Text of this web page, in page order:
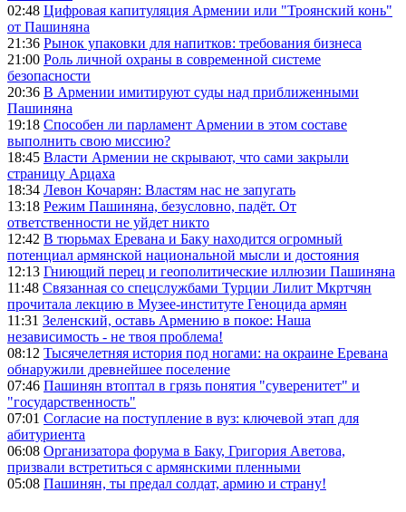
02:48 Цифровая капитуляция Армении или "Троянский конь"
от Пашиняна
21:36 Рынок упаковки для напитков: требования бизнеса
21:00 Роль личной охраны в современной системе
безопасности
20:36 В Армении имитируют суды над приближенными
Пашиняна
19:18 Способен ли парламент Армении в этом составе
выполнить свою миссию?
18:45 Власти Армении не скрывают, что сами закрыли
страницу Арцаха
18:34 Левон Кочарян: Властям нас не запугать
13:18 Режим Пашиняна, безусловно, падёт. От
ответственности не уйдет никто
12:42 В тюрьмах Еревана и Баку находится огромный
потенциал армянской национальной мысли и достояния
12:13 Гниющий перец и геополитические иллюзии Пашиняна
11:48 Связанная со спецслужбами Турции Лилит Мкртчян
прочитала лекцию в Музее-институте Геноцида армян
11:31 Зеленский, оставь Армению в покое: Наша
независимость - не твоя проблема!
08:12 Тысячелетняя история под ногами: на окраине Еревана
обнаружили древнейшее поселение
07:46 Пашинян втоптал в грязь понятия "суверенитет" и
"государственность"
07:01 Согласие на поступление в вуз: ключевой этап для
абитуриента
06:08 Организатора форума в Баку, Григория Аветова,
призвали встретиться с армянскими пленными
05:08 Пашинян, ты предал солдат, армию и страну!